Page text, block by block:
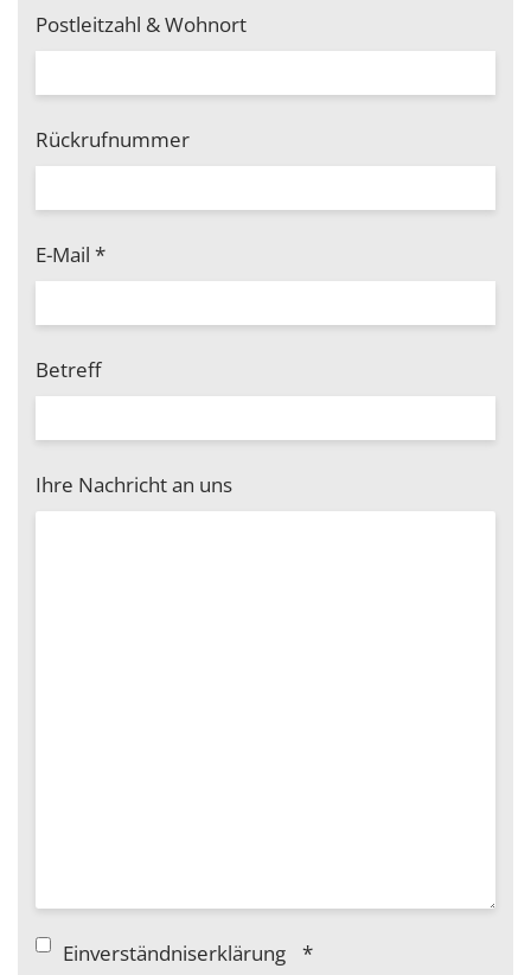
Postleitzahl & Wohnort
Rückrufnummer
E-Mail *
Betreff
Ihre Nachricht an uns
Einverständniserklärung
*